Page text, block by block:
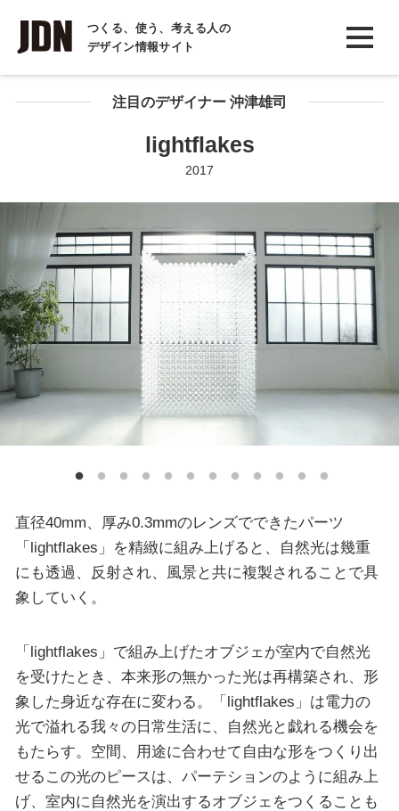
つくる、使う、考える人の
デザイン情報サイト
INTERVIEW
インタビュー
REPORT注目のデザイナー 沖津雄司
lightflakes
2017
直径40mm、厚み0.3mmのレンズでできたパーツ
「lightflakes」を精緻に組み上げると、自然光は幾重
にも透過、反射され、風景と共に複製されることで具
象していく。
「lightflakes」で組み上げたオブジェが室内で自然光
を受けたとき、本来形の無かった光は再構築され、形
象した身近な存在に変わる。「lightflakes」は電力の
光で溢れる我々の日常生活に、自然光と戯れる機会を
もたらす。空間、用途に合わせて自由な形をつくり出
せるこの光のピースは、パーテションのように組み上
げ、室内に自然光を演出するオブジェをつくることも